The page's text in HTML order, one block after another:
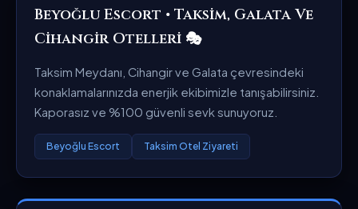
Beyoğlu Escort • Taksim, Galata Ve
Cihangir Otelleri 🎭
Taksim Meydanı, Cihangir ve Galata çevresindeki
konaklamalarınızda enerjik ekibimizle tanışabilirsiniz.
Kaporasız ve %100 güvenli sevk sunuyoruz.
Beyoğlu Escort Taksim Otel Ziyareti